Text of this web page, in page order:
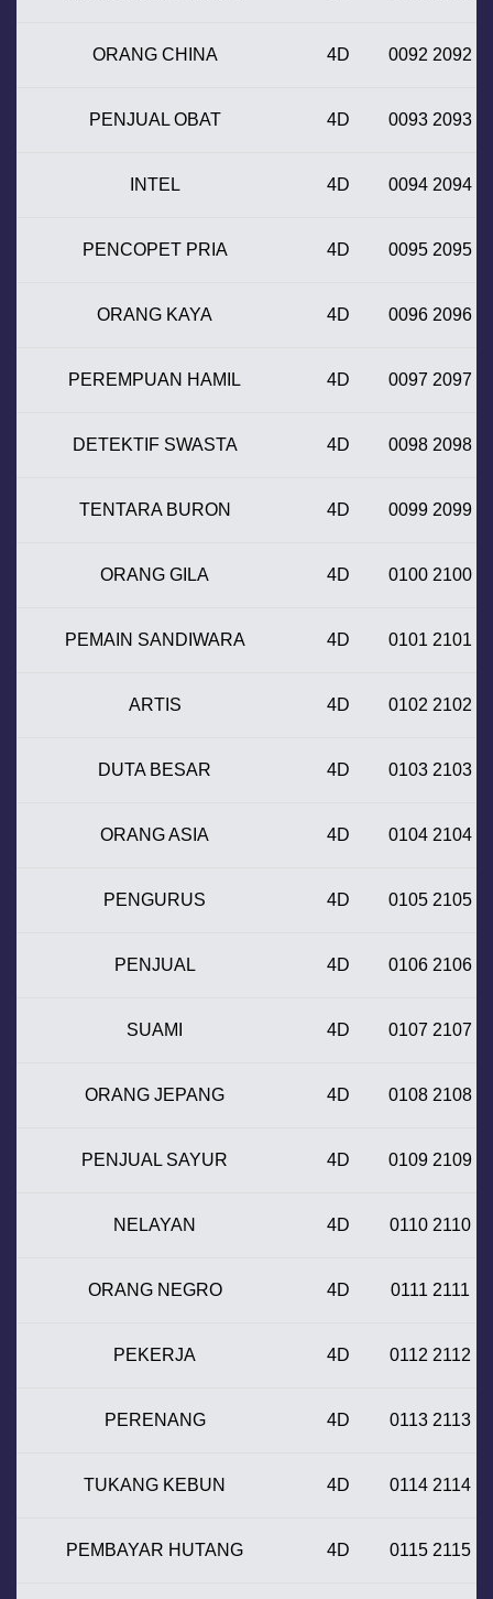
ORANG CHINA 4D 0092 2092
PENJUAL OBAT 4D 0093 2093
INTEL 4D 0094 2094
PENCOPET PRIA 4D 0095 2095
ORANG KAYA 4D 0096 2096
PEREMPUAN HAMIL 4D 0097 2097
DETEKTIF SWASTA 4D 0098 2098
TENTARA BURON 4D 0099 2099
ORANG GILA 4D 0100 2100
PEMAIN SANDIWARA 4D 0101 2101
ARTIS 4D 0102 2102
DUTA BESAR 4D 0103 2103
ORANG ASIA 4D 0104 2104
PENGURUS 4D 0105 2105
PENJUAL 4D 0106 2106
SUAMI 4D 0107 2107
ORANG JEPANG 4D 0108 2108
PENJUAL SAYUR 4D 0109 2109
NELAYAN 4D 0110 2110
ORANG NEGRO 4D 0111 2111
PEKERJA 4D 0112 2112
PERENANG 4D 0113 2113
TUKANG KEBUN 4D 0114 2114
PEMBAYAR HUTANG 4D 0115 2115